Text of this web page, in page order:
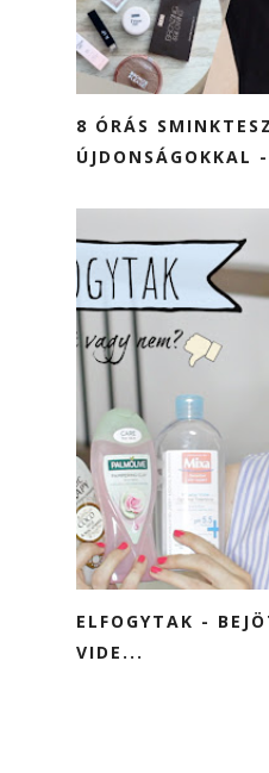
8 ÓRÁS
ÚJDONSÁGOKKAL
ELFOGYTAK -
VIDE...